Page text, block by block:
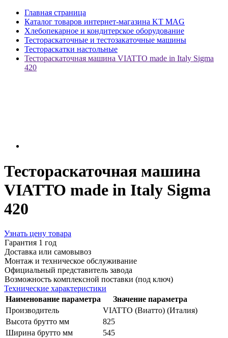
Главная страница
Каталог товаров интернет-магазина KT MAG
Хлебопекарное и кондитерское оборудование
Тестораскаточные и тестозакаточные машины
Тестораскатки настольные
Тестораскаточная машина VIATTO made in Italy Sigma
420
Тестораскаточная машина
VIATTO made in Italy Sigma
420
Узнать цену товара
Гарантия 1 год
Доставка или самовывоз
Монтаж и техническое обслуживание
Официальный представитель завода
Возможность комплексной поставки (под ключ)
Технические характеристики
Наименование параметра
Значение параметра
Производитель
VIATTO (Виатто) (Италия)
Высота брутто мм
825
Ширина брутто мм
545